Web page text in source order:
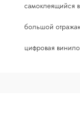
самоклеящийся
большой
цифровая